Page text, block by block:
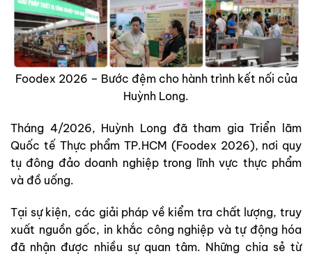
Foodex 2026 – Bước đệm cho hành trình kết nối của
Huỳnh Long.
Tháng 4/2026, Huỳnh Long đã tham gia Triển lãm
Quốc tế Thực phẩm TP.HCM (Foodex 2026), nơi quy
tụ đông đảo doanh nghiệp trong lĩnh vực thực phẩm
và đồ uống.
Tại sự kiện, các giải pháp về kiểm tra chất lượng, truy
xuất nguồn gốc, in khắc công nghiệp và tự động hóa
đã nhận được nhiều sự quan tâm. Những chia sẻ từ